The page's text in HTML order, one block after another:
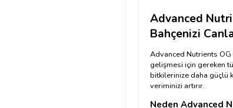
Advanced
Bahçenizi
Advanced Nutrients
gelişmesi için gereken
bitkilerinize daha güçlü
veriminizi artırır.
Neden Advanced